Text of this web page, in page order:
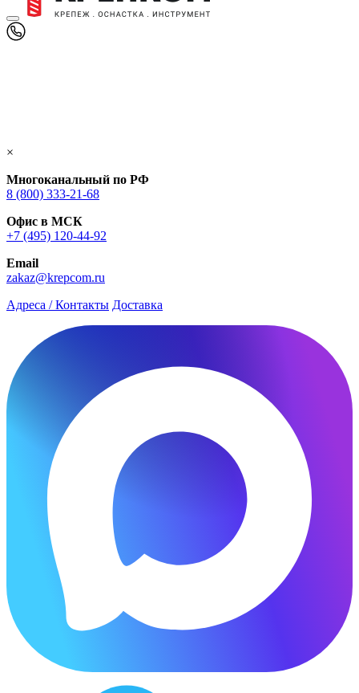
×
Многоканальный по РФ
8 (800) 333‑21-68
Офис в МСК
+7 (495) 120-44-92
Email
zakaz@krepcom.ru
Адреса / Контакты Доставка